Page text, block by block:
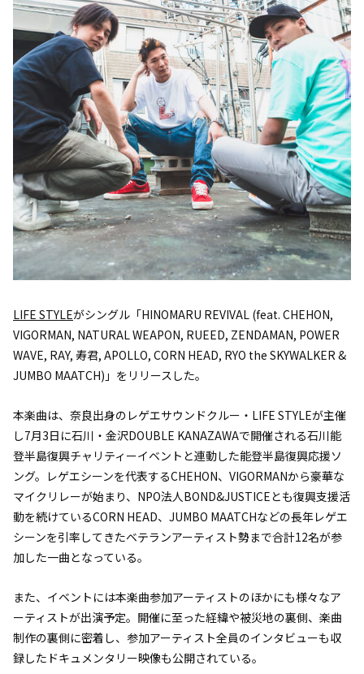
LIFE STYLEがシングル「HINOMARU REVIVAL (feat. CHEHON,
VIGORMAN, NATURAL WEAPON, RUEED, ZENDAMAN, POWER
WAVE, RAY, 寿君, APOLLO, CORN HEAD, RYO the SKYWALKER &
JUMBO MAATCH)」をリリースした。
本楽曲は、奈良出身のレゲエサウンドクルー・LIFE STYLEが主催
し7月3日に石川・金沢DOUBLE KANAZAWAで開催される石川能
登半島復興チャリティーイベントと連動した能登半島復興応援ソ
ング。レゲエシーンを代表するCHEHON、VIGORMANから豪華な
マイクリレーが始まり、NPO法人BOND&JUSTICEとも復興支援活
動を続けているCORN HEAD、JUMBO MAATCHなどの長年レゲエ
シーンを引率してきたベテランアーティスト勢まで合計12名が参
加した一曲となっている。
また、イベントには本楽曲参加アーティストのほかにも様々なア
ーティストが出演予定。開催に至った経緯や被災地の裏側、楽曲
制作の裏側に密着し、参加アーティスト全員のインタビューも収
録したドキュメンタリー映像も公開されている。